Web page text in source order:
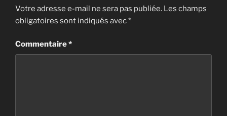
Votre adresse e-mail ne sera pas publiée. Les champs
obligatoires sont indiqués avec*
Commentaire*